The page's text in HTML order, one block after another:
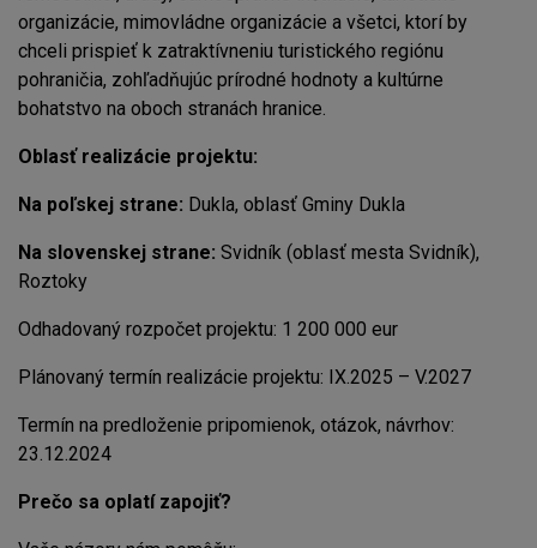
organizácie, mimovládne organizácie a všetci, ktorí by
chceli prispieť k zatraktívneniu turistického regiónu
pohraničia, zohľadňujúc prírodné hodnoty a kultúrne
bohatstvo na oboch stranách hranice.
Oblasť realizácie projektu:
Na poľskej strane: Dukla, oblasť Gminy Dukla
Na slovenskej strane: Svidník (oblasť mesta Svidník),
Roztoky
Odhadovaný rozpočet projektu: 1 200 000 eur
Plánovaný termín realizácie projektu: IX.2025 – V.2027
Termín na predloženie pripomienok, otázok, návrhov:
23.12.2024
Prečo sa oplatí zapojiť?